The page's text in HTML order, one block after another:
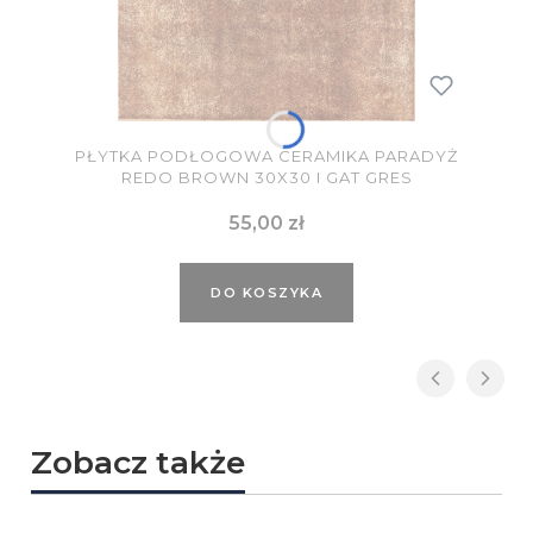
PŁYTKA PODŁOGOWA CERAMIKA PARADYŻ
REDO BROWN 30X30 I GAT GRES
Cena
55,00 zł
DO KOSZYKA
Zobacz także